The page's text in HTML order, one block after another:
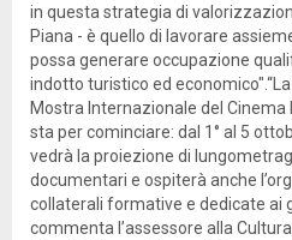
in questa strategia di
Piana - è quello di lavorare
possa generare occupazione
indotto turistico ed
Mostra Internazionale del Cinema
sta per cominciare: dal 1° al 5
vedrà la proiezione di
documentari e ospiterà anche
collaterali formative e dedicate ai
commenta l’assessore alla